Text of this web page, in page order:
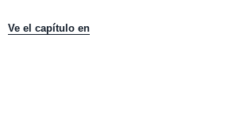
Ve el capítulo en